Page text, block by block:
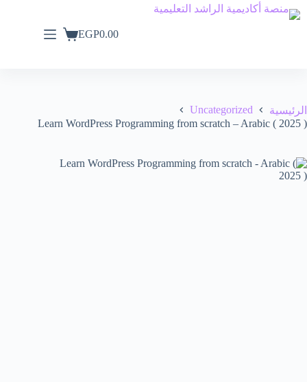
EGP0.00
الرئيسية
Uncategorized
Learn WordPress Programming from scratch – Arabic ( 2025 )